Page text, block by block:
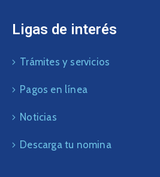
Ligas de interés
Trámites y servicios
Pagos en línea
Noticias
Descarga tu nomina